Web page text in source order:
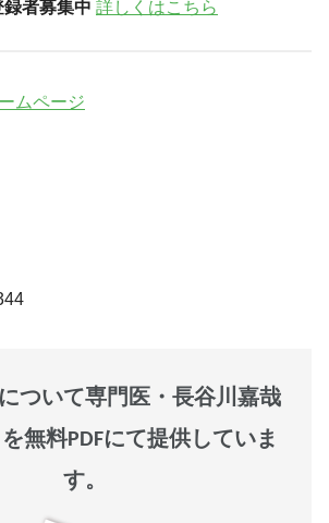
録者募集中 詳しくはこちら
ムページ
ついて専門医・長谷川嘉哉
無料PDFにて提供していま
す。